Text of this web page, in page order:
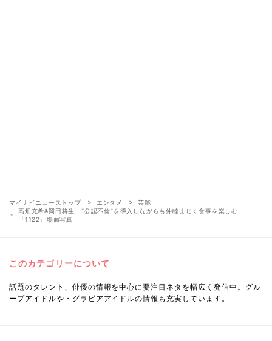
マイナビニューストップ エンタメ
芸能
高畑充希&岡田将生、“公認不倫”を導入しながらも仲睦まじく食事を楽しむ
『1122』場面写真
このカテゴリーについて
話題のタレント、俳優の情報を中心に要注目ネタを幅広く発信中。グル
ープアイドルや・グラビアアイドルの情報も充実しています。